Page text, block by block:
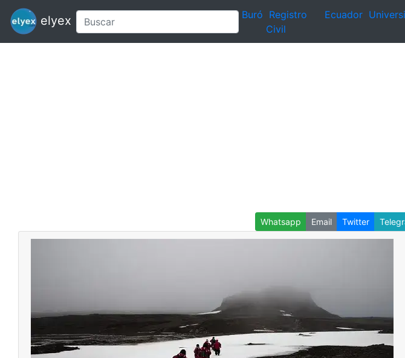
elyex Buró Registro
Civil
Ecuador
Whatsapp Email Twitter